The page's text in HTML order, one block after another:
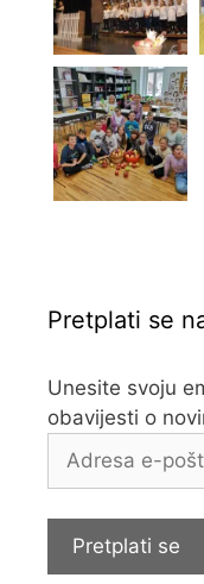
Pretplati se
Unesite svoju
obavijesti o
e-
Pretplati se